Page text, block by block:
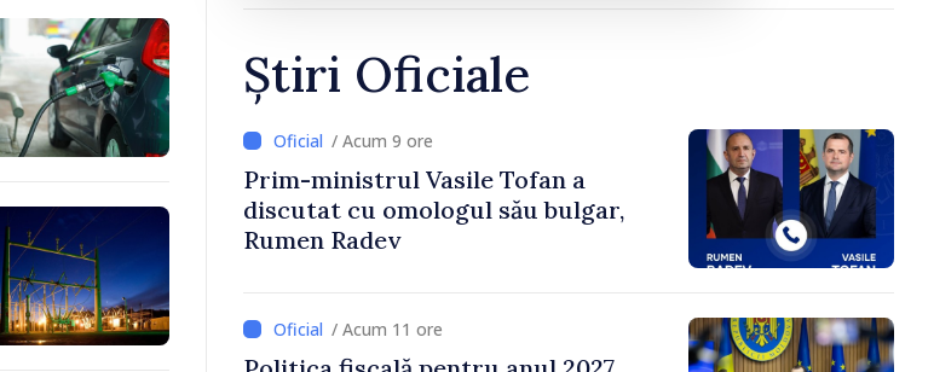
Știri Oficiale
/ Acum 9 ore
Prim-ministrul Vasile Tofan a
discutat cu omologul său bulgar,
Rumen Radev
/ Acum 11 ore